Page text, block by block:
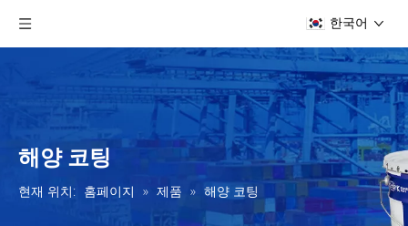
한국어
해양 코팅
현재 위치: 홈페이지 » 제품 » 해양 코팅